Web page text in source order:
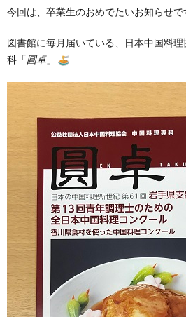
今回は、卒業生のおめでたいお知らせで
図書館に毎月届いている、日本中国料
科「圓卓」